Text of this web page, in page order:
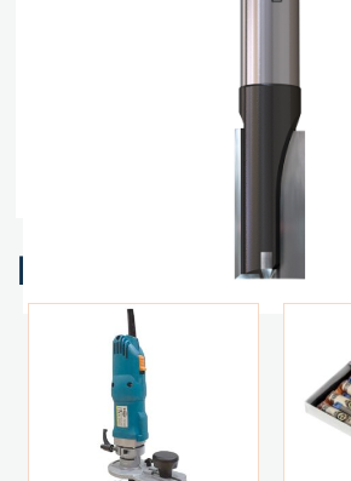
Relaterte produkter